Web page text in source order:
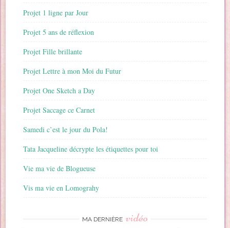
Projet 1 ligne par Jour
Projet 5 ans de réflexion
Projet Fille brillante
Projet Lettre à mon Moi du Futur
Projet One Sketch a Day
Projet Saccage ce Carnet
Samedi c’est le jour du Pola!
Tata Jacqueline décrypte les étiquettes pour toi
Vie ma vie de Blogueuse
Vis ma vie en Lomograhy
MA DERNIÈRE vidéo